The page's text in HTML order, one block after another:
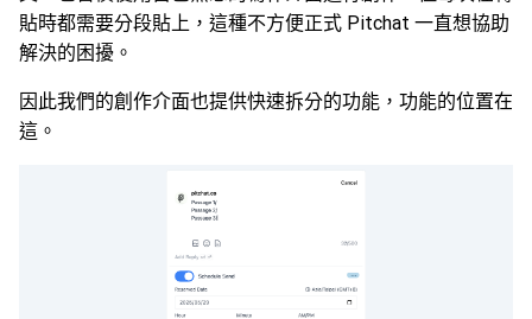
貼時都需要分段貼上，這種不方便正式 Pitchat 一直想協助
解決的困擾。
因此我們的創作介面也提供快速拆分的功能，功能的位置在
這。